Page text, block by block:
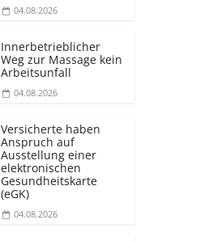
04.08.2026
Innerbetrieblicher
Weg zur Massage kein
Arbeitsunfall
04.08.2026
Versicherte haben
Anspruch auf
Ausstellung einer
elektronischen
Gesundheitskarte
(eGK)
04.08.2026